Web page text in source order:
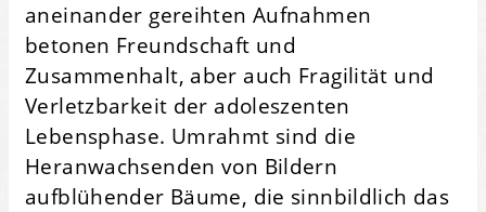
aneinander gereihten Aufnahmen
betonen Freundschaft und
Zusammenhalt, aber auch Fragilität und
Verletzbarkeit der adoleszenten
Lebensphase. Umrahmt sind die
Heranwachsenden von Bildern
aufblühender Bäume, die sinnbildlich das